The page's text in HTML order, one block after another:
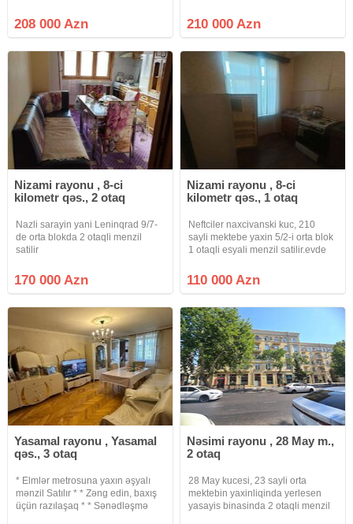
aslanov metrosuna ayaqnan 7 8
deyqe Raboci prospekte 3 4
208 000 Azn
tikili , daş bina yaşayış binasının
9/4-cü mərtəbəsində 3 otaq 76 m2
210 000 Azn
Nizami rayonu , 8-ci
kilometr qəs., 2 otaq
Nazli sarayin yani Leninqrad 9/7-
de orta blokda 2 otaqli menzil
satilir
170 000 Azn
Nizami rayonu , 8-ci
kilometr qəs., 1 otaq
Neftciler naxcivanski kuc, 210
sayli mektebe yaxin 5/2-i orta blok
1 otaqli esyali menzil satilir.evde
isiq daimidir.istilik sistemi
merkezidir.qeydiyyatda hec kes
110 000 Azn
Yasamal rayonu , Yasamal
qəs., 3 otaq
* Elmlər metrosuna yaxın əşyalı
mənzil Satılır * * Zəng edin, baxış
üçün razılaşaq * * Sənədləşmə
Nəsimi rayonu , 28 May m.,
2 otaq
28 May kucesi, 23 sayli orta
mektebin yaxinliqinda yerlesen
yasayis binasinda 2 otaqli menzil